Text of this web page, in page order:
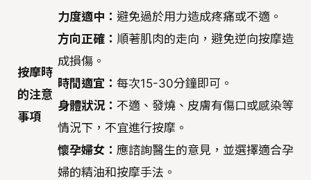
按摩時
的注意
事項
力度適中： 避免過於用力造成疼痛或不適。
方向正確： 順著肌肉的走向，避免逆向按摩造
成損傷。
時間適宜： 每次15-30分鐘即可。
身體狀況： 不適、發燒、皮膚有傷口或感染等
情況下，不宜進行按摩。
懷孕婦女： 應諮詢醫生的意見，並選擇適合孕
婦的精油和按摩手法。